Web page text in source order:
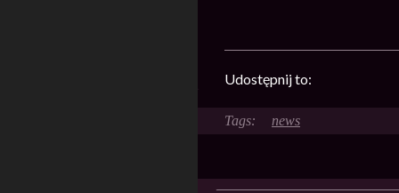
Udostępnij to:
news